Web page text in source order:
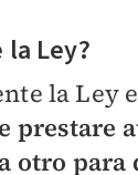
la Ley?
la Ley
prestare
otro para